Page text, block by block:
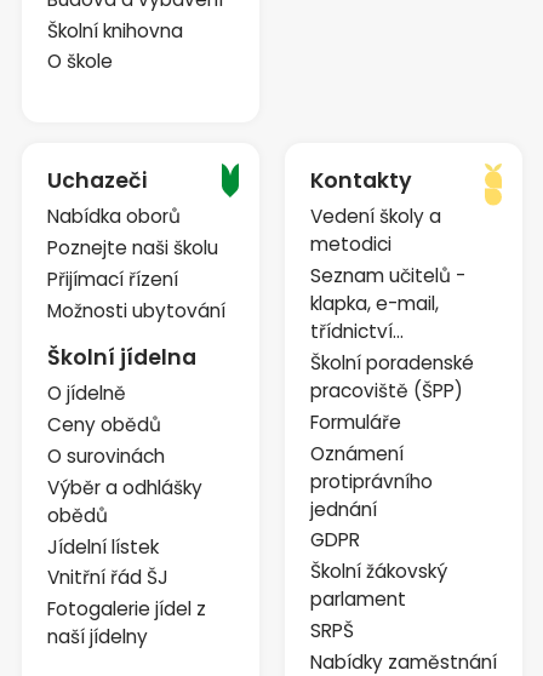
Školní knihovna
O škole
Uchazeči
Nabídka oborů
Poznejte naši školu
Přijímací řízení
Možnosti ubytování
Školní jídelna
O jídelně
Ceny obědů
O surovinách
Výběr a odhlášky
obědů
Jídelní lístek
Vnitřní řád ŠJ
Fotogalerie jídel z
naší jídelny
Kontakty
Vedení školy a
metodici
Seznam učitelů -
klapka, e-mail,
třídnictví...
Školní poradenské
pracoviště (ŠPP)
Formuláře
Oznámení
protiprávního
jednání
GDPR
Školní žákovský
parlament
SRPŠ
Nabídky zaměstnání